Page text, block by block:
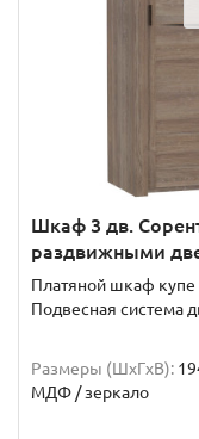
Шкаф 3 дв.
раздвижными
Платяной шкаф
Подвесная система
Размеры (ШxГxВ):
МДФ / зеркало